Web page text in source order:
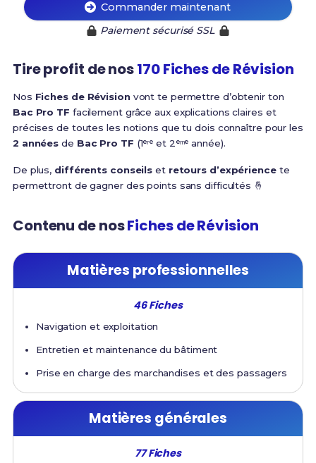
Commander maintenant
Paiement sécurisé SSL
Tire profit de nos170 Fiches de Révision
Nos Fiches de Révisionvont te permettre d’obtenir ton
Bac Pro TF facilement grâce aux explications claires et
précises de toutes les notions que tu dois connaître pour les
2 années de Bac Pro TF (1ᵉʳᵉ et 2ᵉᵐᵉ année).
De plus, différents conseils et retours d’expériencete
permettront de gagner des points sans difficultés 🤞
Contenu de nosFiches de Révision
Matières professionnelles
46 Fiches
Navigation et exploitation
Entretien et maintenance du bâtiment
Prise en charge des marchandises et des passagers
Matières générales
77 Fiches